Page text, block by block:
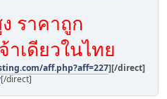
ราคาถูก
าเดียวในไทย
aff.php?aff=227][/direct]
[/direct]